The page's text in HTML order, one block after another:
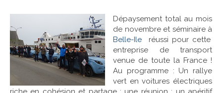
L’agence
Insularis
Actualités
Références
Dépaysement total au mois
de novembre et séminaire à
Belle-Ile réussi pour cette
entreprise de transport
venue de toute la France !
Au programme : Un rallye
vert en voitures électriques